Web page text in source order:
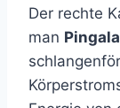
Der rechte
man